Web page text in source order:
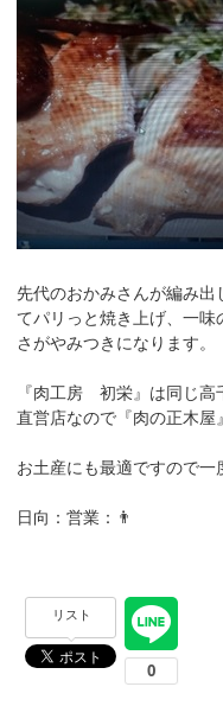
先代のおかみさんが編み出
てパリっと焼き上げ、一
さがやみつきになります。
『肉工房 初栄』は同じ高
直営店なので『肉の正木屋
お土産にも最適ですので一
日向：営業：👨
リスト